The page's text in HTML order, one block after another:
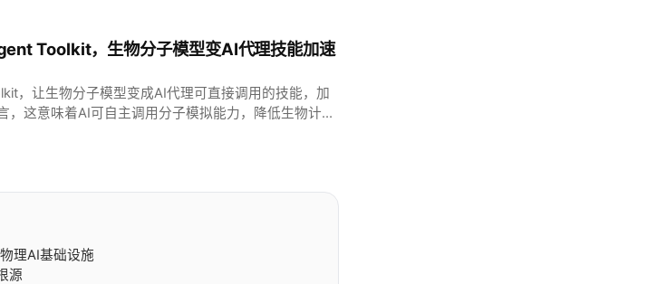
Toolkit，生物分子模型变AI代理技能加速
，让生物分子模型变成AI代理可直接调用的技能，加
，这意味着AI可自主调用分子模拟能力，降低生物计算
理AI基础设施
源